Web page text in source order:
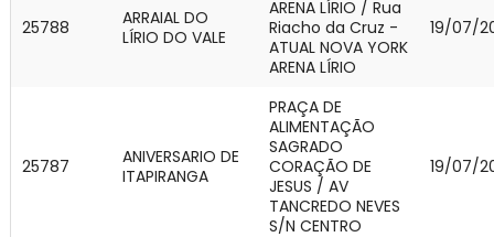
25788
ARRAIAL DO
LÍRIO DO VALE
ARENA LÍRIO / Rua
Riacho da Cruz -
ATUAL NOVA YORK
ARENA LÍRIO
19/07/
25787
ANIVERSARIO DE
ITAPIRANGA
PRAÇA DE
ALIMENTAÇÃO
SAGRADO
CORAÇÃO DE
JESUS / AV
TANCREDO NEVES
S/N CENTRO
19/07/